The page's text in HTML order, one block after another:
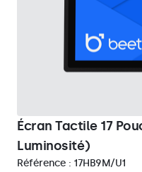
Écran Tactile 17
Luminosité)
Référence : 17HB9M/U1